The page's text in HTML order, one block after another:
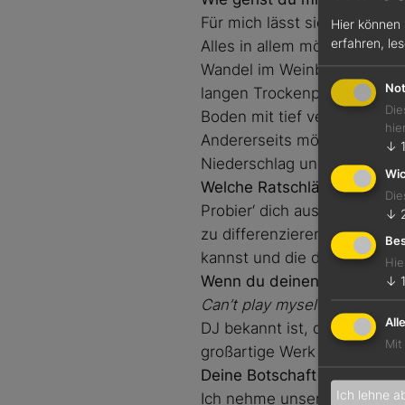
Für mich lässt sich diese
Alles in allem möchte ich
Wandel im Weinbau sein,
langen Trockenperioden
Boden mit tief verwurzelten
Andererseits möchte ich
Niederschlag und
Welche Ratschläge gibst
Probier‘ dich aus und
zu differenzieren. Sei
kannst und die dich in
Wenn du deinen Wein als
Can’t play myself
von
DJ bekannt ist, dem Lied
großartige Werk von Amy
Deine Botschaft an die
Ich nehme unsere Branche
Hier
erfahren,
↓ 1
↓
↓ 1
Ich lehne